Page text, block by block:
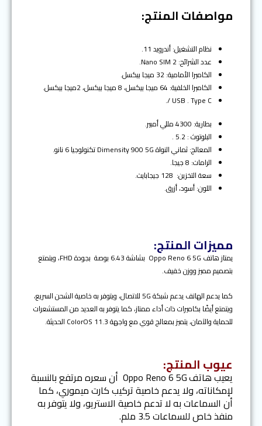
u
s
مواصفات المنتج:
نظام التشغيل: أندرويد 11.
عدد الشرائح: 2 Nano SIM.
الكاميرا الأمامية: 32 ميجا بيكسل.
الكاميرا الخلفية: 64 ميجا بيكسل، 8 ميجا بيكسل، 2ميجا بيكسل.
USB . Type C /.
بطارية: 4300 مللي أمبير.
البلوتوث : 5.2 .
المعالج: ثماني النواة Dimensity 900 5G تكنولوجيا 6 نانو.
الرامات: 8 جيجا.
سعة التخزين: 128 جيجابايت.
اللون: أسود، أزرق.
مميزات المنتج:
يمتاز هاتف
Oppo Reno 6 5G بشاشة 6.43 بوصة بجودة FHD، ويتمتع
بتصميم مميز ووزن خفيف.
كما يدعم الهاتف يدعم شبكة 5G للاتصال، ويتوفر به خاصية الشحن السريع،
ويتمتع أيضًا بكاميرات ذات أداء ممتاز، كما يتوفر به العديد من المستشعرات
للحماية والآمان، يتميز بمعالج قوي مع واجهة ColorOS 11.3 الحديثة.
عيوب المنتج:
يعيب هاتف Oppo Reno 6 5G أن سعره مرتفع بالنسبة
لإمكاناته، ولا يدعم خاصية تركيب كارت ميموري، كما
أن السماعات به لا تدعم خاصية الاستريو، ولا يتوفر به
منفذ خاص للسماعات 3.5 ملم.